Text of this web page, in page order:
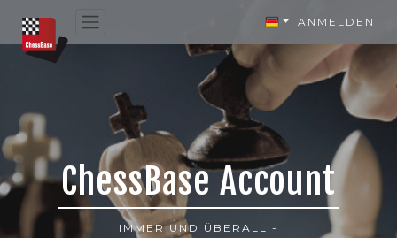
ANMELDEN
ChessBase Account
IMMER UND ÜBERALL -